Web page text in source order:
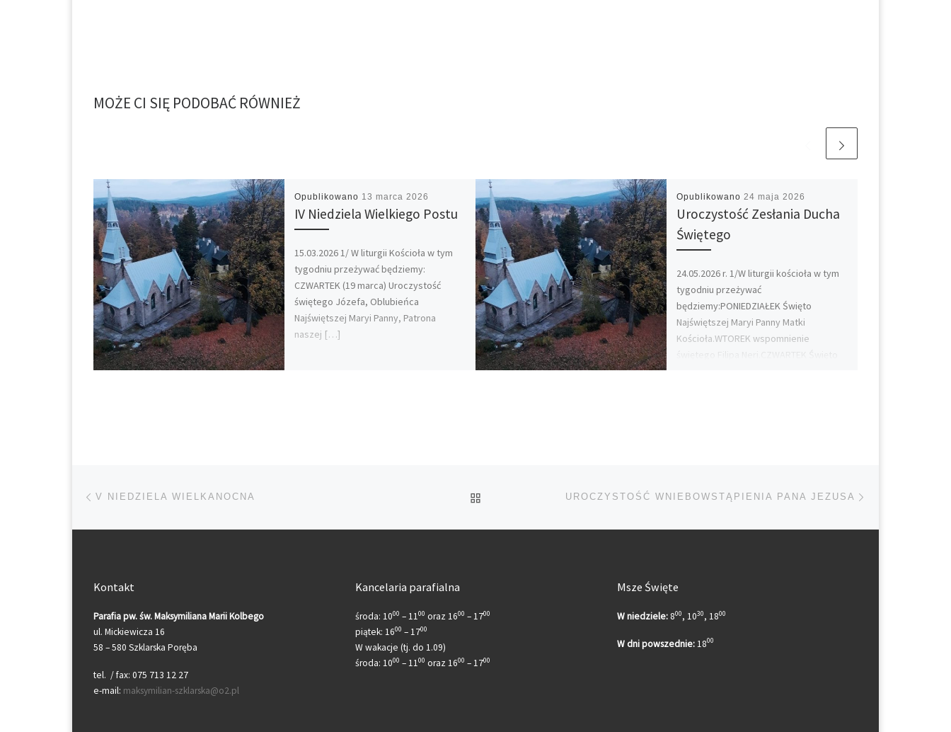
MOŻE CI SIĘ PODOBAĆ RÓWNIEŻ
Opublikowano 13 marca 2026
IV Niedziela Wielkiego Postu
15.03.2026 1/ W liturgii Kościoła w tym
tygodniu przeżywać będziemy:
CZWARTEK (19 marca) Uroczystość
świętego Józefa, Oblubieńca
Najświętszej Maryi Panny, Patrona
naszej […]
Opublikowano 24 maja 2026
Uroczystość Zesłania Ducha
Świętego
24.05.2026 r. 1/W liturgii kościoła w tym
tygodniu przeżywać
będziemy:PONIEDZIAŁEK Święto
Najświętszej Maryi Panny Matki
Kościoła.WTOREK wspomnienie
Przeglądanie Wpisów
V NIEDZIELA WIELKANOCNA POWRÓT DO LISTY POSTÓW
UROCZYSTOŚĆ WNIEBOWSTĄPIENIA PANA JEZUSA
Kontakt
Parafia pw. św. Maksymiliana Marii Kolbego
ul. Mickiewicza 16
58 – 580 Szklarska Poręba
tel. / fax: 075 713 12 27
e-mail: maksymilian-szklarska@o2.pl
Kancelaria parafialna
środa: 1000 – 1100 oraz 1600 – 1700
piątek: 1600 – 1700
W wakacje (tj. do 1.09)
środa: 1000 – 1100 oraz 1600 – 1700
Msze Święte
W niedziele: 800, 1030, 1800
W dni powszednie:1800